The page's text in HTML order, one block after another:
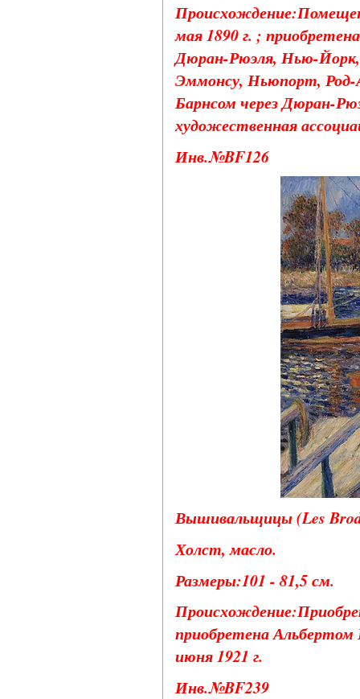
мая 1890 г. ;
Дюран-Рюэля, Нью-
Эммонсу, Ньюпорт, Род-
Барнсом через Дюран-
художественная
Инв.№BF126
Вышивальщицы (Les
Холст, масло.
Размеры:101 - 81,5 см.
приобретена
июня 1921 г.
Инв.№BF239